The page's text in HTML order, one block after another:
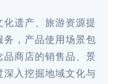
遗产、旅游资源提
务，产品使用场景包
品商店的销售品、景
深入挖掘地域文化与